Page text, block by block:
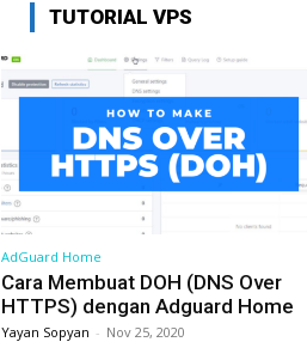
TUTORIAL VPS
AdGuard Home
Cara Membuat DOH (DNS Over
HTTPS) dengan Adguard Home
Yayan Sopyan - Nov 25, 2020